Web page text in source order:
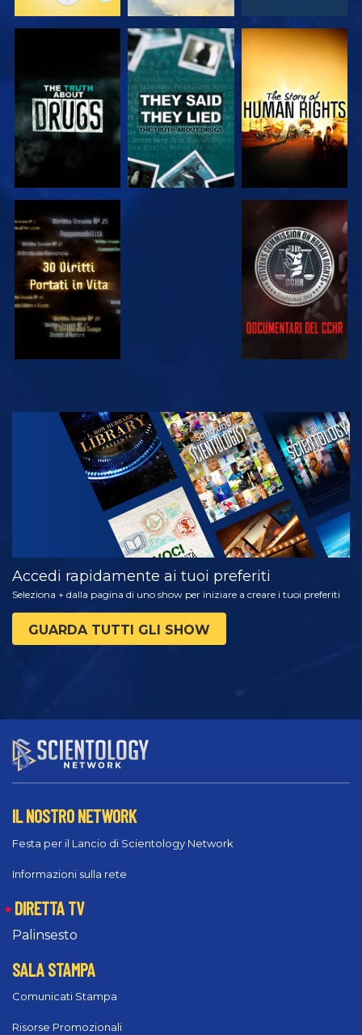
GUARDA GUARDA
GUARDA GUARDA
GUARDA
ESPLORA LE
SERIE
Accedi rapidamente ai tuoi preferiti
Seleziona + dalla pagina di uno show per iniziare a creare i tuoi preferiti
GUARDA TUTTI GLI SHOW
IL NOSTRO NETWORK
Festa per il Lancio di Scientology Network
Informazioni sulla rete
DIRETTA TV
Palinsesto
SALA STAMPA
Comunicati Stampa
Risorse Promozionali